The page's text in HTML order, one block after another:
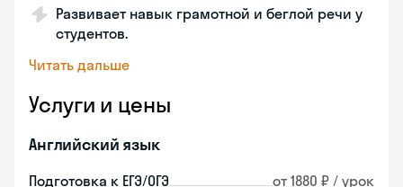
Развивает навык грамотной и беглой речи у
студентов.
Читать дальше
Услуги и цены
Английский язык
Подготовка к ЕГЭ/ОГЭ от 1880 ₽ / урок